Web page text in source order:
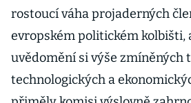
rostoucí váha projaderných
evropském politickém kolbišti,
uvědomění si výše zmíněných
technologických a